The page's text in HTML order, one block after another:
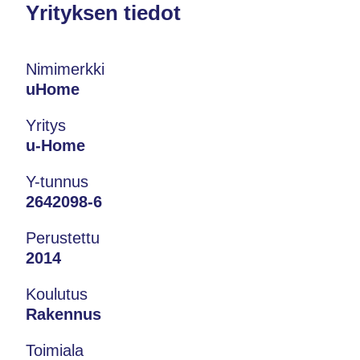
Yrityksen tiedot
Nimimerkki
uHome
Yritys
u-Home
Y-tunnus
2642098-6
Perustettu
2014
Koulutus
Rakennus
Toimiala